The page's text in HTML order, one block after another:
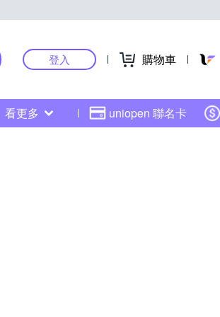
登入 購物車
看更多 uniopen 聯名卡